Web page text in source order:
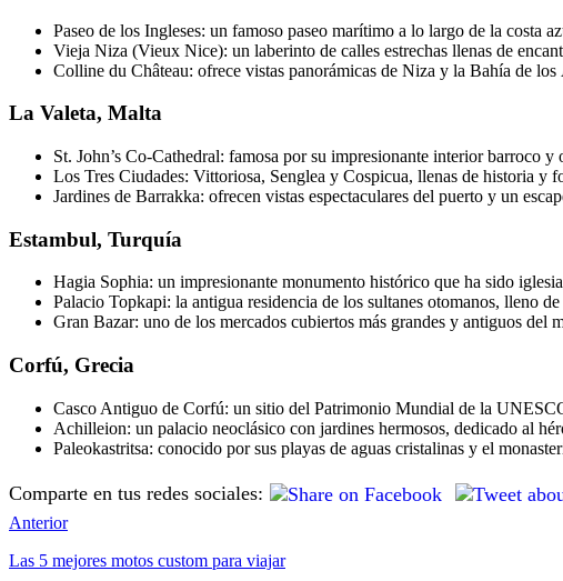
Paseo de los Ingleses: un famoso paseo marítimo a lo largo de la costa
Vieja Niza (Vieux Nice): un laberinto de calles estrechas llenas de
Colline du Château: ofrece vistas panorámicas de Niza y la Bahía de los
La Valeta, Malta
St. John’s Co-Cathedral: famosa por su impresionante interior barroco y
Los Tres Ciudades: Vittoriosa, Senglea y Cospicua, llenas de historia y
Jardines de Barrakka: ofrecen vistas espectaculares del puerto y un
Estambul, Turquía
Hagia Sophia: un impresionante monumento histórico que ha sido
Palacio Topkapi: la antigua residencia de los sultanes otomanos, lleno
Gran Bazar: uno de los mercados cubiertos más grandes y antiguos del
Corfú, Grecia
Casco Antiguo de Corfú: un sitio del Patrimonio Mundial de la
Achilleion: un palacio neoclásico con jardines hermosos, dedicado al
Paleokastritsa: conocido por sus playas de aguas cristalinas y el
Comparte en tus redes sociales:
Anterior
Las 5 mejores motos custom para viajar